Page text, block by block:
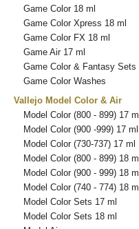
Game Color 18 ml
Game Color Xpress 18 ml
Game Color FX 18 ml
Game Air 17 ml
Game Color & Fantasy Sets
Game Color Washes
Vallejo Model Color & Air
Model Color (800 - 899) 17 ml
Model Color (900 -999) 17 ml
Model Color (730-737) 17 ml
Model Color (800 - 899) 18 ml
Model Color (900 - 999) 18 ml
Model Color (740 - 774) 18 ml
Model Color Sets 17 ml
Model Color Sets 18 ml